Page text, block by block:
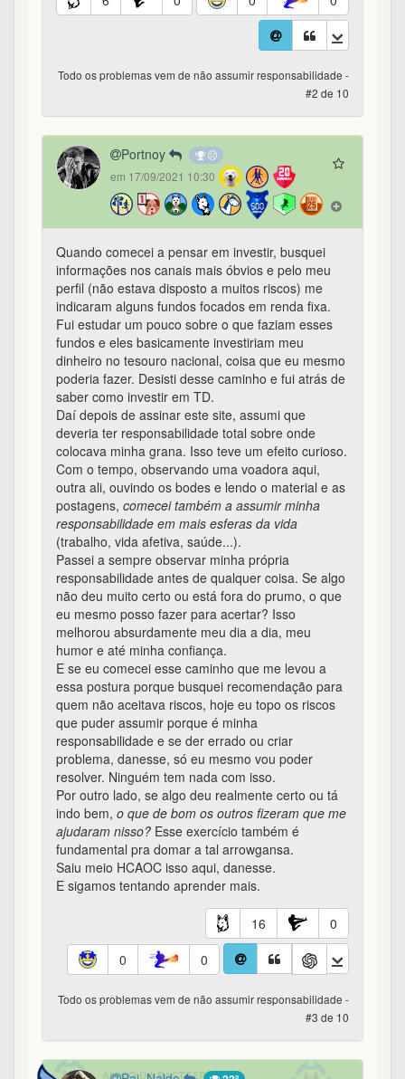
Todo os problemas vem de não assumir responsabilidade -
#2 de 10
Portnoy
em 17/09/2021 10:30
Quando comecei a pensar em investir, busquei
informações nos canais mais óbvios e pelo meu
perfil (não estava disposto a muitos riscos) me
indicaram alguns fundos focados em renda fixa.
Fui estudar um pouco sobre o que faziam esses
fundos e eles basicamente investiriam meu
dinheiro no tesouro nacional, coisa que eu mesmo
poderia fazer. Desisti desse caminho e fui atrás de
saber como investir em TD.
Daí depois de assinar este site, assumi que
deveria ter responsabilidade total sobre onde
colocava minha grana. Isso teve um efeito curioso.
Com o tempo, observando uma voadora aqui,
outra ali, ouvindo os bodes e lendo o material e as
postagens, comecei também a assumir minha
responsabilidade em mais esferas da vida
(trabalho, vida afetiva, saúde...).
Passei a sempre observar minha própria
responsabilidade antes de qualquer coisa. Se algo
não deu muito certo ou está fora do prumo, o que
eu mesmo posso fazer para acertar? Isso
melhorou absurdamente meu dia a dia, meu
humor e até minha confiança.
E se eu comecei esse caminho que me levou a
essa postura porque busquei recomendação para
quem não aceitava riscos, hoje eu topo os riscos
que puder assumir porque é minha
responsabilidade e se der errado ou criar
problema, danesse, só eu mesmo vou poder
resolver. Ninguém tem nada com isso.
Por outro lado, se algo deu realmente certo ou tá
indo bem, o que de bom os outros fizeram que me
ajudaram nisso? Esse exercício também é
fundamental pra domar a tal arrowgansa.
Saiu meio HCAOC isso aqui, danesse.
E sigamos tentando aprender mais.
16
0
0
0
Todo os problemas vem de não assumir responsabilidade -
#3 de 10